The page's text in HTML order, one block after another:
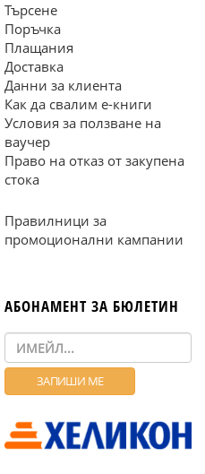
Търсене
Поръчка
Плащания
Доставка
Данни за клиента
Как да свалим е-книги
Условия за ползване на
ваучер
Право на отказ от закупена
стока
Правилници за
промоционални кампании
АБОНАМЕНТ ЗА БЮЛЕТИН